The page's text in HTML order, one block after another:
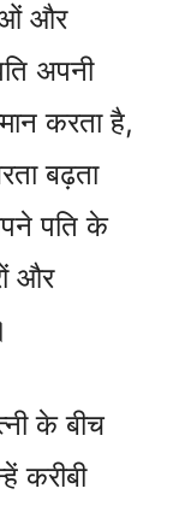
और
अपनी
करता है,
बढ़ता
पति के
और
के बीच
करीबी